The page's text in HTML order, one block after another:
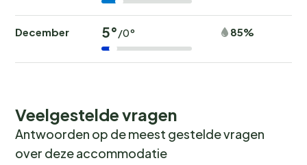
December 5° /0° 85%
Veelgestelde vragen
Antwoorden op de meest gestelde vragen
over deze accommodatie